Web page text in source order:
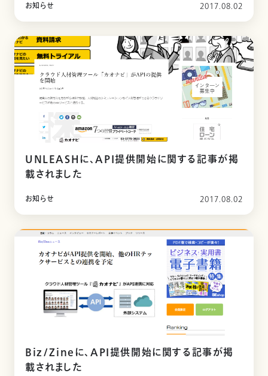
お知らせ 2017.08.02
UNLEASHに、API提供開始に関する記事が掲
載されました
お知らせ 2017.08.02
Biz/Zineに、API提供開始に関する記事が掲
載されました